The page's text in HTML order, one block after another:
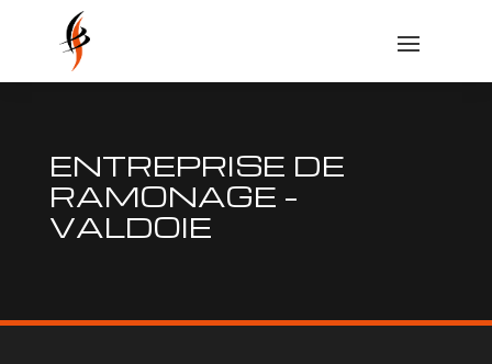
ENTREPRISE DE
RAMONAGE –
VALDOIE